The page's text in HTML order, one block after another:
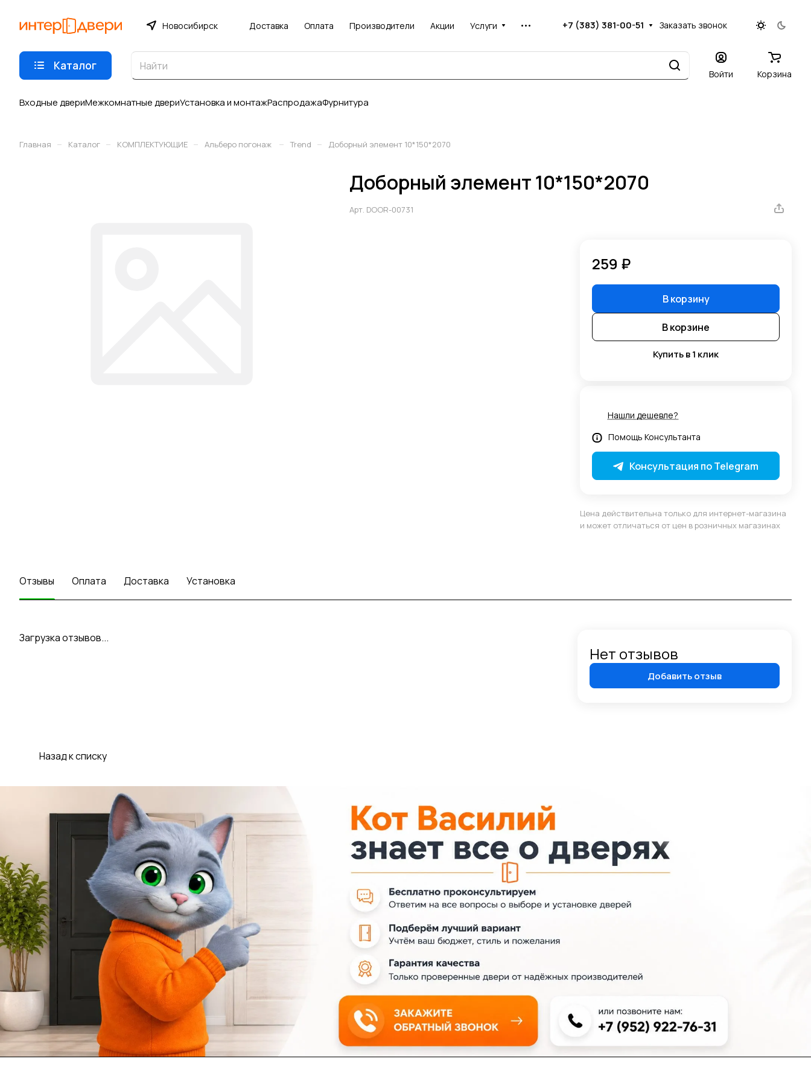
Новосибирск Доставка Оплата Производители Акции Услуги +7 (383) 381-00-51 Заказать звонок
Каталог
Войти Корзина
Входные двериМежкомнатные двериУстановка и монтажРаспродажаФурнитура
Главная – Каталог – КОМПЛЕКТУЮЩИЕ – Альберо погонаж – Trend – Доборный элемент 10*150*2070
Доборный элемент 10*150*2070
Арт. DOOR-00731
259 ₽
В корзину
В корзине
Купить в 1 клик
Нашли дешевле?
Помощь Консультанта
Консультация по Telegram
Цена действительна только для интернет-магазина
и может отличаться от цен в розничных магазинах
Отзывы Оплата Доставка Установка
Загрузка отзывов...
Нет отзывов
Добавить отзыв
Назад к списку